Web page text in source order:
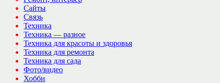
Сайты
Связь
Техника
Техника — разное
Техника для красоты и здоровья
Техника для ремонта
Техника для сада
Фото/видео
Хобби